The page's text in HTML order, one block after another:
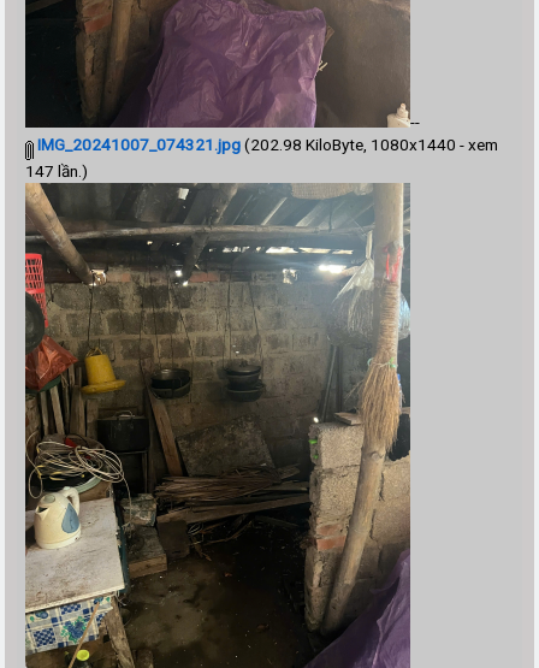
--
IMG_20241007_074321.jpg(202.98 KiloByte, 1080x1440 - xem
147 lần.)